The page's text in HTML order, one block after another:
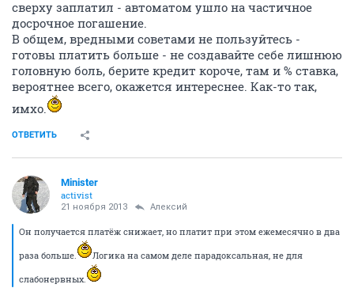
сверху заплатил - автоматом ушло на частичное
досрочное погашение.
В общем, вредными советами не пользуйтесь -
готовы платить больше - не создавайте себе лишнюю
головную боль, берите кредит короче, там и % ставка,
вероятнее всего, окажется интереснее. Как-то так,
имхо.
ОТВЕТИТЬ
Minister
activist
21 ноября 2013 Алексий
Он получается платёж снижает, но платит при этом ежемесячно в два
раза больше.
Логика на самом деле парадоксальная, не для
слабонервных.